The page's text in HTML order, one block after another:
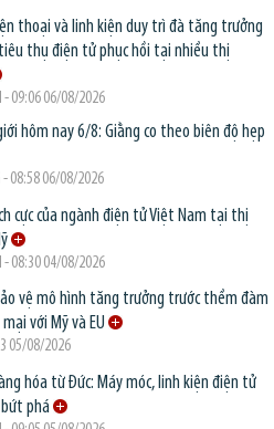
thoại và linh kiện duy trì đà tăng trưởng
thụ điện tử phục hồi tại nhiều thị
- 09:06 06/08/2026
hôm nay 6/8: Giằng co theo biên độ hẹp
- 08:58 06/08/2026
cực của ngành điện tử Việt Nam tại thị
- 08:30 04/08/2026
vệ mô hình tăng trưởng trước thềm đàm
với Mỹ và EU
05/08/2026
hóa từ Đức: Máy móc, linh kiện điện tử
phá